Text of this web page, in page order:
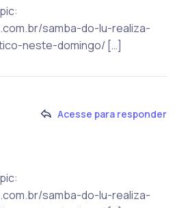
samba-do-lu-realiza-
neste-domingo/ […]
Acesse para responder
samba-do-lu-realiza-